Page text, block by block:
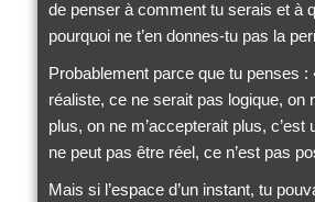
de penser à comment tu serais et à
pourquoi ne t’en donnes-tu pas la
Probablement parce que tu penses :
réaliste, ce ne serait pas logique, on
plus, on ne m’accepterait plus, c’est
ne peut pas être réel, ce n’est pas
Mais si l’espace d’un instant, tu